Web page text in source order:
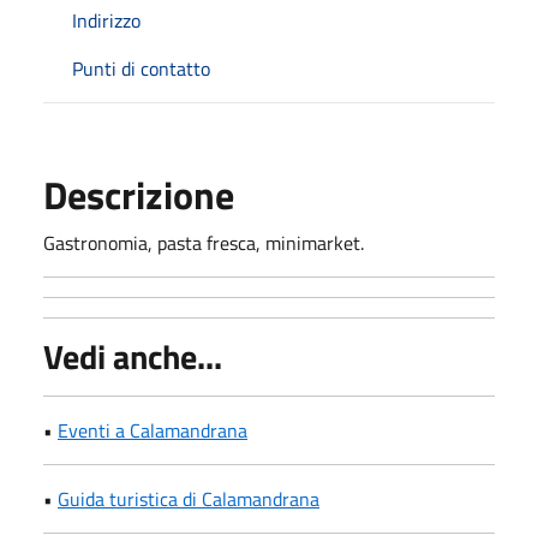
Indirizzo
Punti di contatto
Descrizione
Gastronomia, pasta fresca, minimarket.
Vedi anche...
• Eventi a Calamandrana
• Guida turistica di Calamandrana